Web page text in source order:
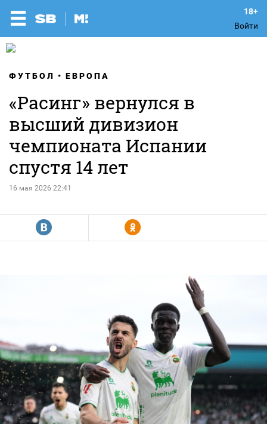
Войти
ФУТБОЛ ЕВРОПА
«Расинг» вернулся в
высший дивизион
чемпионата Испании
спустя 14 лет
16 мая 2026 22:41
R Y